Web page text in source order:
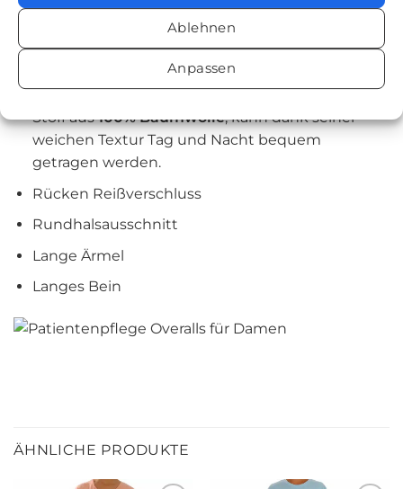
Ablehnen
Anpassen
Ausziehen.
Reinigung und des Unterwäschewechsels des
Patienten auftreten, werden beseitigt.
Stoff aus100% Baumwolle, kann dank seiner
weichen Textur Tag und Nacht bequem
getragen werden.
Rücken Reißverschluss
Rundhalsausschnitt
Lange Ärmel
Langes Bein
ÄHNLICHE PRODUKTE